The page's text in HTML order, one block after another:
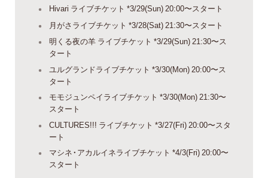
Hivari ライブチケット *3/29(Sun) 20:00〜スタート
月がさライブチケット *3/28(Sat) 21:30〜スタート
明くる夜の羊 ライブチケット *3/29(Sun) 21:30〜ス
タート
ユルグランドライブチケット *3/30(Mon) 20:00〜ス
タート
モモジュンペイライブチケット *3/30(Mon) 21:30〜
スタート
CULTURES!!! ライブチケット *3/27(Fri) 20:00〜スタ
ート
マシネ・アカルイネライブチケット *4/3(Fri) 20:00〜
スタート